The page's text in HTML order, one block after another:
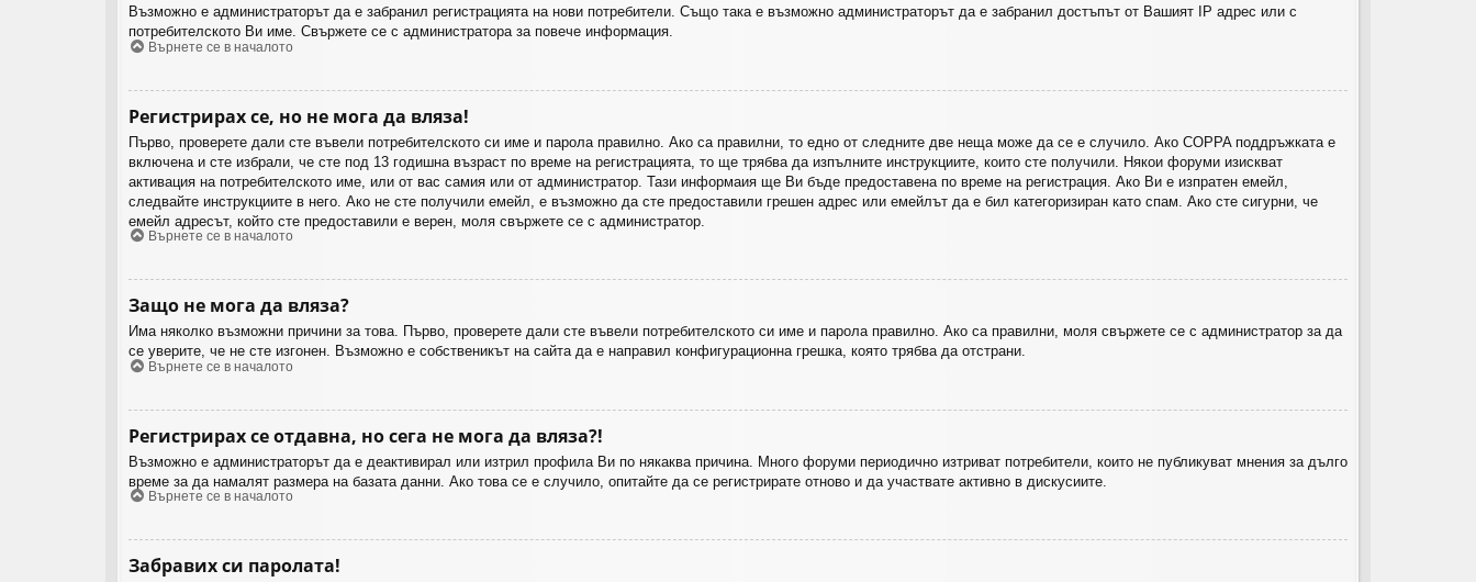
Възможно е администраторът да е забранил регистрацията на нови потребители. Също така е възможно администраторът да е забранил достъпът от Вашият IP адрес или с
потребителското Ви име. Свържете се с администратора за повече информация.
Върнете се в началото
Регистрирах се, но не мога да вляза!
Първо, проверете дали сте въвели потребителското си име и парола правилно. Ако са правилни, то едно от следните две неща може да се е случило. Ако COPPA поддръжката е
включена и сте избрали, че сте под 13 годишна възраст по време на регистрацията, то ще трябва да изпълните инструкциите, които сте получили. Някои форуми изискват
активация на потребителското име, или от вас самия или от администратор. Тази информаия ще Ви бъде предоставена по време на регистрация. Ако Ви е изпратен емейл,
следвайте инструкциите в него. Ако не сте получили емейл, е възможно да сте предоставили грешен адрес или емейлът да е бил категоризиран като спам. Ако сте сигурни, че
емейл адресът, който сте предоставили е верен, моля свържете се с администратор.
Върнете се в началото
Защо не мога да вляза?
Има няколко възможни причини за това. Първо, проверете дали сте въвели потребителското си име и парола правилно. Ако са правилни, моля свържете се с администратор за да
се уверите, че не сте изгонен. Възможно е собственикът на сайта да е направил конфигурационна грешка, която трябва да отстрани.
Върнете се в началото
Регистрирах се отдавна, но сега не мога да вляза?!
Възможно е администраторът да е деактивирал или изтрил профила Ви по някаква причина. Много форуми периодично изтриват потребители, които не публикуват мнения за дълго
време за да намалят размера на базата данни. Ако това се е случило, опитайте да се регистрирате отново и да участвате активно в дискусиите.
Върнете се в началото
Забравих си паролата!